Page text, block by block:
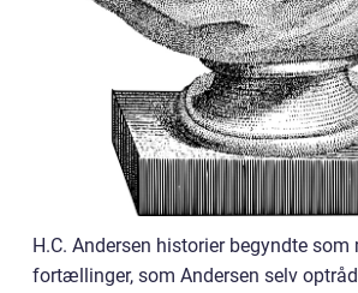
H.C. Andersen historier begyndte
fortællinger, som Andersen selv